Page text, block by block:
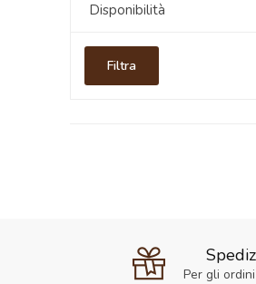
Disponibilità
Filtra
Per gli